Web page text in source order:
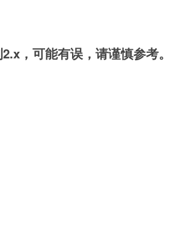
，可能有误，请谨慎参考。